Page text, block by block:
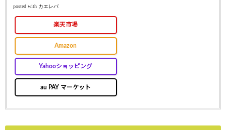
posted with カエレバ
楽天市場
Amazon
Yahooショッピング
au PAY マーケット